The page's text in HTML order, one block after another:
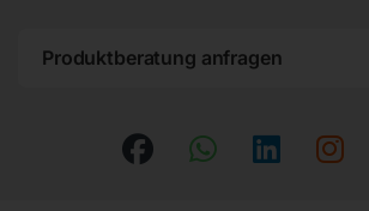
Produktberatung anfragen